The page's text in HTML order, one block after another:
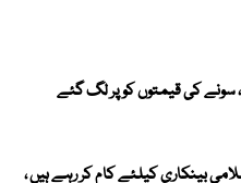
سونے کی قیمتوں کو پر لگ گئے
بینکاری کیلئے کام کر رہے ہیں ،